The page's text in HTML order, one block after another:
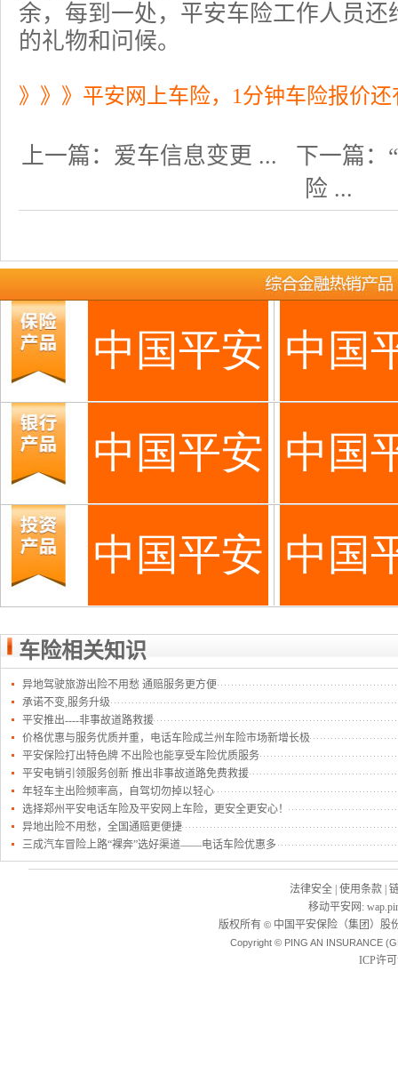
余，每到一处，平安车险工作人员
的礼物和问候。
》》》平安网上车险，1分钟车险报价
上一篇： 爱车信息变更 ... 下一篇：
险 ...
车险相关知识
异地驾驶旅游出险不用愁 通赔服务更方便
承诺不变,服务升级
平安推出----非事故道路救援
价格优惠与服务优质并重，电话车险成兰州车险市场新增长极
平安保险打出特色牌 不出险也能享受车险优质服务
平安电销引领服务创新 推出非事故道路免费救援
年轻车主出险频率高，自驾切勿掉以轻心
选择郑州平安电话车险及平安网上车险，更安全更安心！
异地出险不用愁，全国通赔更便捷
三成汽车冒险上路“裸奔”选好渠道——电话车险优惠多
法律安全 使用条款
移动平安网 :
版权所有 ©中国平安保险（集团）股
Copyright © PING AN INSURANCE
ICP许